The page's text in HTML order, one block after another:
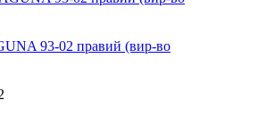
93-02 правий (вир-во